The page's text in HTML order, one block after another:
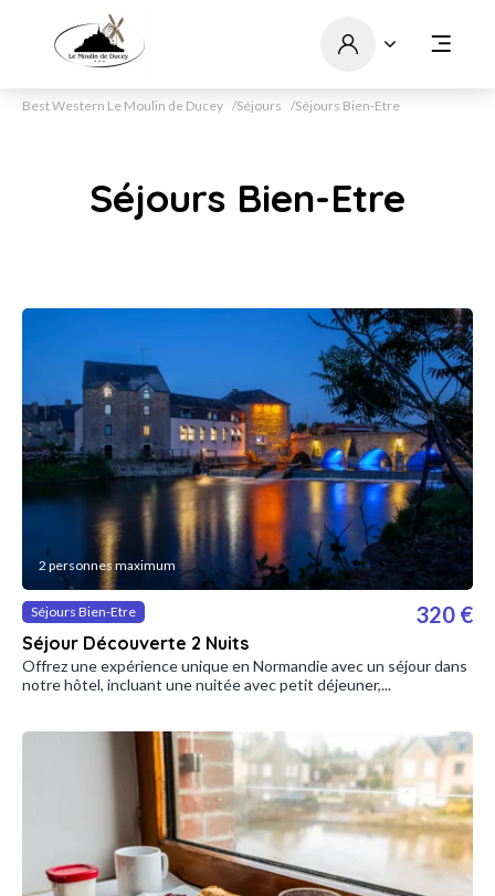
Best Western Le Moulin de Ducey Séjours Séjours Bien-Etre
Séjours Bien-Etre
2 personnes maximum
Séjours Bien-Etre
Séjour Découverte 2 Nuits
320 €
Offrez une expérience unique en Normandie avec un séjour dans
notre hôtel, incluant une nuitée avec petit déjeuner,...